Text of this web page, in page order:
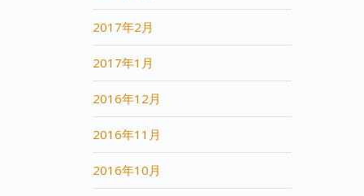
2017年2月
2017年1月
2016年12月
2016年11月
2016年10月